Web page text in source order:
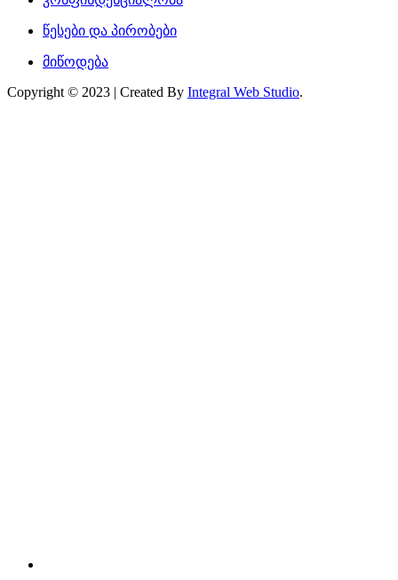
წესები და პირობები
მიწოდება
Copyright © 2023 | Created By Integral Web Studio.